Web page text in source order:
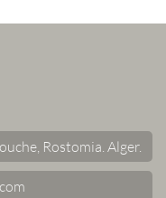
Rostomia. Alger.